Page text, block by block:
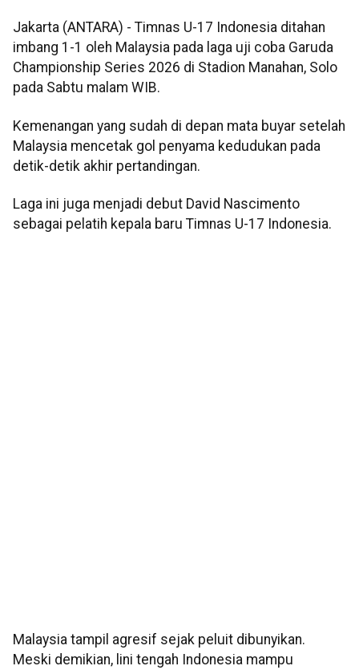
Jakarta (ANTARA) - Timnas U-17 Indonesia ditahan
imbang 1-1 oleh Malaysia pada laga uji coba Garuda
Championship Series 2026 di Stadion Manahan, Solo
pada Sabtu malam WIB.
Kemenangan yang sudah di depan mata buyar setelah
Malaysia mencetak gol penyama kedudukan pada
detik-detik akhir pertandingan.
Laga ini juga menjadi debut David Nascimento
sebagai pelatih kepala baru Timnas U-17 Indonesia.
Malaysia tampil agresif sejak peluit dibunyikan.
Meski demikian, lini tengah Indonesia mampu